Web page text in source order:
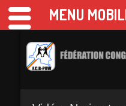
FCB POW présidée par le
MENU